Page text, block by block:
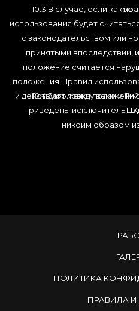
10.3 В случае, если
использования будет
с законодательством или
принятыми впоследствии,
положение считается
положения Правил
и действуют между вами и
10.4 Заголовки
приведены исключительно
никоим образом
ПОЛИТИКА
ПРАВИЛА